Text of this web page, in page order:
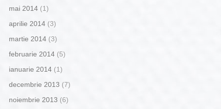
mai 2014(1)
aprilie 2014(3)
martie 2014(3)
februarie 2014(5)
ianuarie 2014(1)
decembrie 2013 (7)
noiembrie 2013 (6)